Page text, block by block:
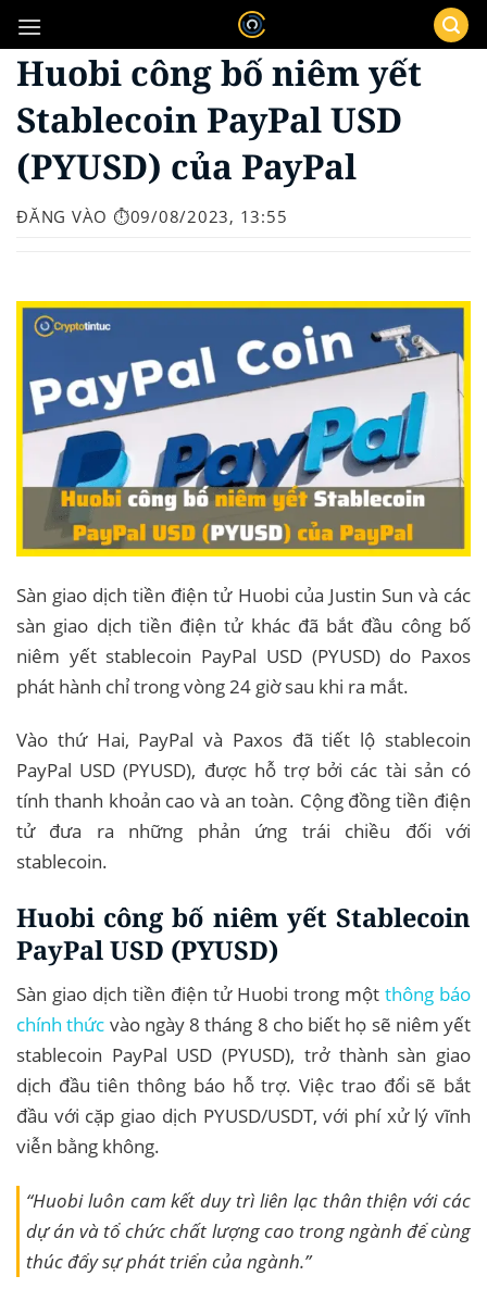
qua
nội
Huobi công bố niêm yết
Stablecoin PayPal USD
(PYUSD) của PayPal
ĐĂNG VÀO ⏱️09/08/2023, 13:55
Sàn giao dịch tiền điện tử Huobi của Justin Sun và các
sàn giao dịch tiền điện tử khác đã bắt đầu công bố
niêm yết stablecoin PayPal USD (PYUSD) do Paxos
phát hành chỉ trong vòng 24 giờ sau khi ra mắt.
Vào thứ Hai, PayPal và Paxos đã tiết lộ stablecoin
PayPal USD (PYUSD), được hỗ trợ bởi các tài sản có
tính thanh khoản cao và an toàn. Cộng đồng tiền điện
tử đưa ra những phản ứng trái chiều đối với
stablecoin.
Huobi công bố niêm yết Stablecoin
PayPal USD (PYUSD)
Sàn giao dịch tiền điện tử Huobi trong một thông báo
chính thức vào ngày 8 tháng 8 cho biết họ sẽ niêm yết
stablecoin PayPal USD (PYUSD), trở thành sàn giao
dịch đầu tiên thông báo hỗ trợ. Việc trao đổi sẽ bắt
đầu với cặp giao dịch PYUSD/USDT, với phí xử lý vĩnh
viễn bằng không.
“Huobi luôn cam kết duy trì liên lạc thân thiện với các
dự án và tổ chức chất lượng cao trong ngành để cùng
thúc đẩy sự phát triển của ngành.”